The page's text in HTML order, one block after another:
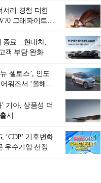
0년의 과도기는 지옥이 아니라
정화와 성장의 공간인 ‘은퇴연
옥(Purgatory)’이라는 것이다.
연옥은 고통스럽지만 끝이 있
으며, 준비를 통해 천국으로 나
아갈 수 있는 희망의 장소라고
말한
족적을 남긴 김 전 회장이 후배
세대에게 전하는 삶의 조언을
담은 인생 노트다.『물처럼 흐
르고 원칙으로 서다』는 단순
한 자서전을 넘어, 실패를 두려
워하지 않는 용기와 자신에 대
한 믿음이 어떻게 삶을 풍요롭
게 만드는지를 보여주는 지혜
의 보고로 평가된다.김용환 전
회장은 “인생의 목표가 크더라
도 조급해하지 말고 작은 것부
터 하나 하나 성취해 나가
라”고 조언한다. 뼈아픈 실패
조차 성공의 뼈대가 된다는 긍
셔리 경험 더한
그래파이트’
종료…현대차,
객 부담 완화
셀토스’, 인도
워즈서 ‘올해의
기아, 상품성 더
시
‘CDP’ 기후변화
우수기업 선정